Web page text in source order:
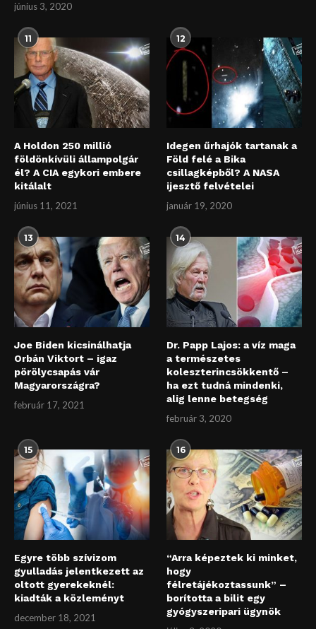
június 3, 2020
11
A Holdon 250 millió
földönkívüli állampolgár
él? A CIA egykori embere
kitálalt
június 11, 2021
12
Idegen űrhajók tartanak a
Föld felé a Bika
csillagképből? A NASA
ijesztő felvételei
január 19, 2020
13
Joe Biden kicsinálhatja
Orbán Viktort – igaz
pörölycsapás vár
Magyarországra?
február 17, 2021
14
Dr. Papp Lajos: a víz maga
a természetes
koleszterincsökkentő –
ha ezt tudná mindenki,
alig lenne betegség
február 3, 2020
15
Egyre több szívizom
gyulladás jelentkezett az
oltott gyerekeknél:
kiadták a közleményt
december 18, 2021
16
“Arra képeztek ki minket,
hogy
félretájékoztassunk” –
borította a bilit egy
gyógyszeripari ügynök